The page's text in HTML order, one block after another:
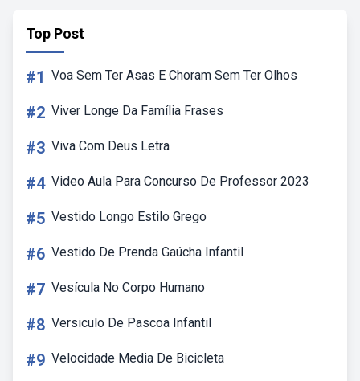
Top Post
#1 Voa Sem Ter Asas E Choram Sem Ter Olhos
#2 Viver Longe Da Família Frases
#3 Viva Com Deus Letra
#4 Video Aula Para Concurso De Professor 2023
#5 Vestido Longo Estilo Grego
#6 Vestido De Prenda Gaúcha Infantil
#7 Vesícula No Corpo Humano
#8 Versiculo De Pascoa Infantil
#9 Velocidade Media De Bicicleta